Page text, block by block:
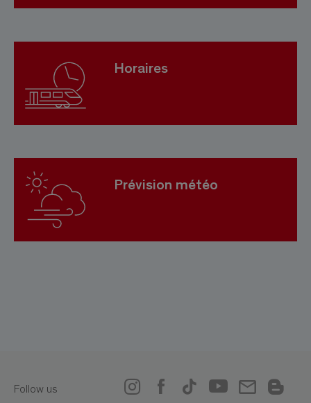
Horaires
Prévision météo
Follow us